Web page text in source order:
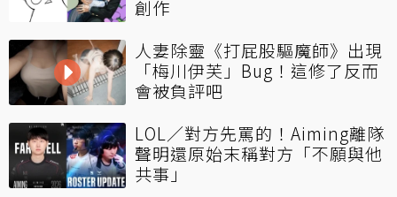
創作
人妻除靈《打屁股驅魔師》出現
「梅川伊芙」Bug！這修了反而
會被負評吧
LOL／對方先罵的！Aiming離隊
聲明還原始末稱對方「不願與他
共事」